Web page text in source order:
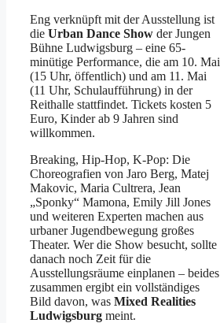
Eng verknüpft mit der Ausstellung ist
die Urban Dance Show der Jungen
Bühne Ludwigsburg – eine 65-
minütige Performance, die am 10. Mai
(15 Uhr, öffentlich) und am 11. Mai
(11 Uhr, Schulaufführung) in der
Reithalle stattfindet. Tickets kosten 5
Euro, Kinder ab 9 Jahren sind
willkommen.
Breaking, Hip-Hop, K-Pop: Die
Choreografien von Jaro Berg, Matej
Makovic, Maria Cultrera, Jean
„Sponky“ Mamona, Emily Jill Jones
und weiteren Experten machen aus
urbaner Jugendbewegung großes
Theater. Wer die Show besucht, sollte
danach noch Zeit für die
Ausstellungsräume einplanen – beides
zusammen ergibt ein vollständiges
Bild davon, was Mixed Realities
Ludwigsburg meint.